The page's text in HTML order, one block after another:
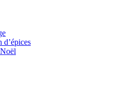
d’épices